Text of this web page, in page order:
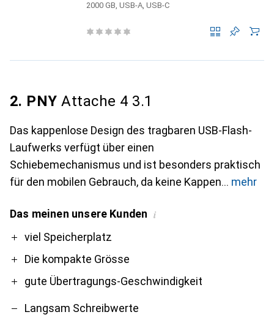
2000 GB, USB-A, USB-C
2. PNY Attache 4 3.1
Das kappenlose Design des tragbaren USB-Flash-
Laufwerks verfügt über einen
Schiebemechanismus und ist besonders praktisch
für den mobilen Gebrauch, da keine Kappen
mehr
Das meinen unsere Kunden i
Proviel Speicherplatz
Die kompakte Grösse
gute Übertragungs-Geschwindigkeit
Contra
Langsam Schreibwerte